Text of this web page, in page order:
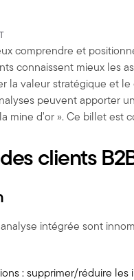
comprendre et
connaissent mieux les
la valeur stratégique et
peuvent apporter
mine d'or ». Ce billet est
clients
intégrée sont
: supprimer/réduire